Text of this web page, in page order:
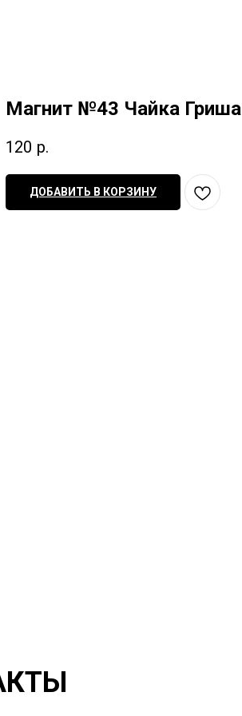
Магнит №43 Чайка Гриша
120 р.
ДОБАВИТЬ В КОРЗИНУ